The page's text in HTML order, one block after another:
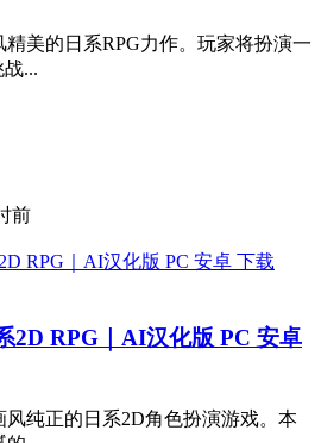
精美的日系RPG力作。玩家将扮演一
...
前
2D RPG｜AI汉化版 PC 安卓
风纯正的日系2D角色扮演游戏。本